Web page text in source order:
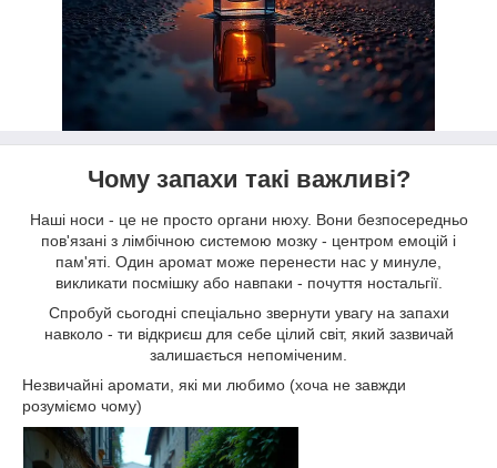
Чому запахи такі важливі?
Наші носи - це не просто органи нюху. Вони безпосередньо
пов'язані з лімбічною системою мозку - центром емоцій і
пам'яті. Один аромат може перенести нас у минуле,
викликати посмішку або навпаки - почуття ностальгії.
Спробуй сьогодні спеціально звернути увагу на запахи
навколо - ти відкриєш для себе цілий світ, який зазвичай
залишається непоміченим.
Незвичайні аромати, які ми любимо (хоча не завжди
розуміємо чому)